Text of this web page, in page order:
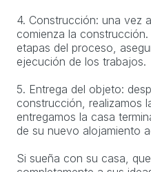
4. Construcción: una vez
comienza la
etapas del proceso,
ejecución de los trabajos.
5. Entrega del objeto:
construcción, realizamos
entregamos la casa
de su nuevo alojamiento
Si sueña con su casa,